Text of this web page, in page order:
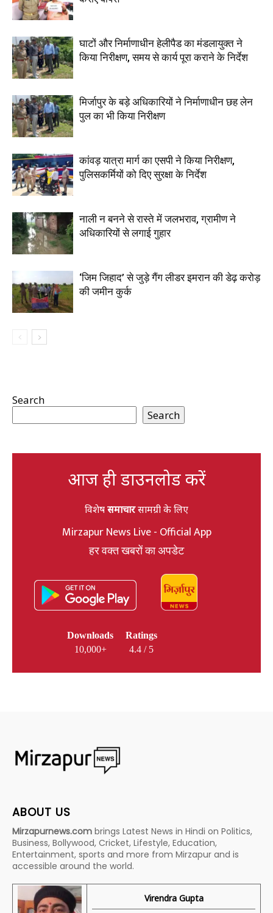
घाटों और निर्माणाधीन हेलीपैड का मंडलायुक्त ने
किया निरीक्षण, समय से कार्य पूरा कराने के निर्देश
मिर्जापुर के बड़े अधिकारियों ने निर्माणाधीन छह लेन
पुल का भी किया निरीक्षण
कांवड़ यात्रा मार्ग का एसपी ने किया निरीक्षण,
पुलिसकर्मियों को दिए सुरक्षा के निर्देश
नाली न बनने से रास्ते में जलभराव, ग्रामीण ने
अधिकारियों से लगाई गुहार
‘जिम जिहाद’ से जुड़े गैंग लीडर इमरान की डेढ़ करोड़
की जमीन कुर्क
Search
Search
आज ही डाउनलोड करें
विशेषसमाचारसामग्री के लिए
Mirzapur News Live - Official App
हर वक्त खबरों का अपडेट
Downloads
10,000+
Ratings
4.4 / 5
ABOUT US
Mirzapurnews.com brings Latest News in Hindi on Politics,
Business, Bollywood, Cricket, Lifestyle, Education,
Entertainment, sports and more from Mirzapur and is
accessible around the world.
Virendra Gupta